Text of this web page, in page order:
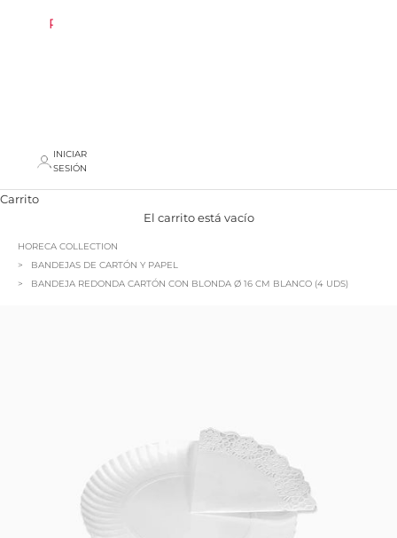
REBAJAS
INICIAR
SESIÓN
Carrito
El carrito está vacío
HORECA COLLECTION
BANDEJAS DE CARTÓN Y PAPEL
BANDEJA REDONDA CARTÓN CON BLONDA Ø 16 CM BLANCO (4 UDS)